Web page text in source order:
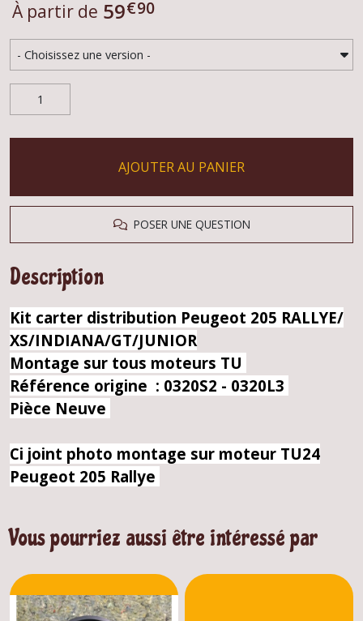
À partir de 59€90
AJOUTER AU PANIER
POSER UNE QUESTION
Description
Kit carter distribution Peugeot 205 RALLYE/
XS/INDIANA/GT/JUNIOR
Montage sur tous moteurs TU
Référence origine : 0320S2 - 0320L3
Pièce Neuve
Ci joint photo montage sur moteur TU24
Peugeot 205 Rallye
Vous pourriez aussi être intéressé par